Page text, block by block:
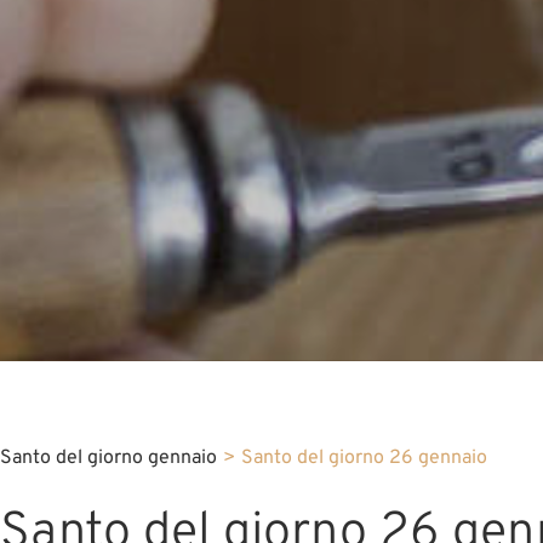
Santo del giorno gennaio > Santo del giorno 26 gennaio